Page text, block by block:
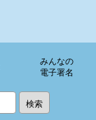
みんなの
電子署名